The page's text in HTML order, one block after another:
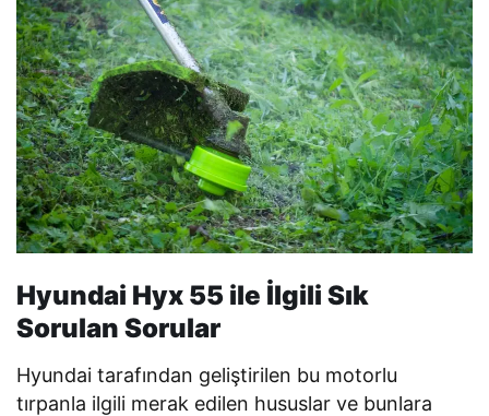
Hyundai Hyx 55 ile İlgili Sık
Sorulan Sorular
Hyundai tarafından geliştirilen bu motorlu
tırpanla ilgili merak edilen hususlar ve bunlara